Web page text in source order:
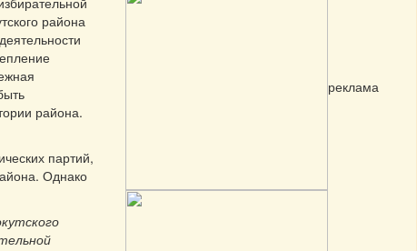
района
района.
партий,
Однако
реклама